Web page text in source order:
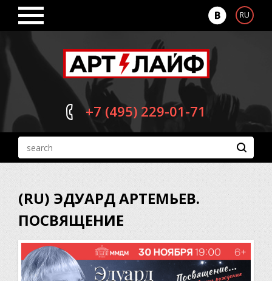
RU
+7 (495) 229-01-71
(RU) ЭДУАРД АРТЕМЬЕВ.
ПОСВЯЩЕНИЕ